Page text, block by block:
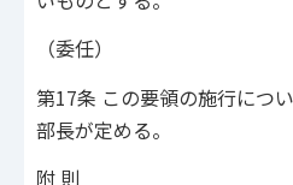
（委任）
第17条 この要領の施行につ
部長が定める。
附 則